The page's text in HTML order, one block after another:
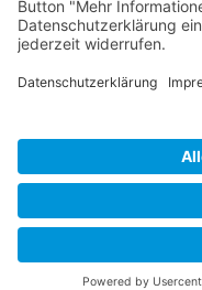
Bildnachweis:
AdobeStock: luckybusiness©
Impressum|Deine